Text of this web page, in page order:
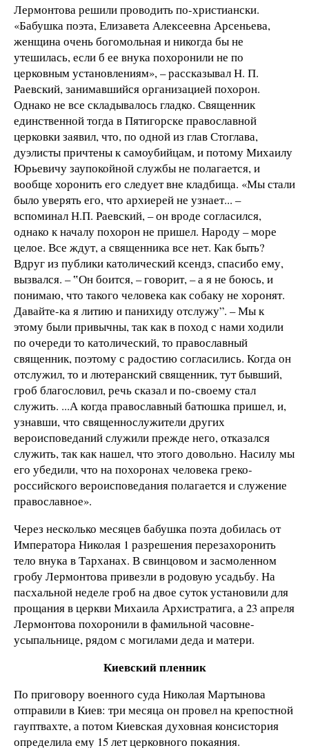
Лермонтова решили проводить по-христиански.
«Бабушка поэта, Елизавета Алексеевна Арсеньева,
женщина очень богомольная и никогда бы не
утешилась, если б ее внука похоронили не по
церковным установлениям», – рассказывал Н. П.
Раевский, занимавшийся организацией похорон.
Однако не все складывалось гладко. Священник
единственной тогда в Пятигорске православной
церковки заявил, что, по одной из глав Стоглава,
дуэлисты причтены к самоубийцам, и потому Михаилу
Юрьевичу заупокойной службы не полагается, и
вообще хоронить его следует вне кладбища. «Мы стали
было уверять его, что архиерей не узнает... –
вспоминал Н.П. Раевский, – он вроде согласился,
однако к началу похорон не пришел. Народу – море
целое. Все ждут, а священника все нет. Как быть?
Вдруг из публики католический ксендз, спасибо ему,
вызвался. – ‟Он боится, – говорит, – а я не боюсь, и
понимаю, что такого человека как собаку не хоронят.
Давайте-ка я литию и панихиду отслужу”. – Мы к
этому были привычны, так как в поход с нами ходили
по очереди то католический, то православный
священник, поэтому с радостию согласились. Когда он
отслужил, то и лютеранский священник, тут бывший,
гроб благословил, речь сказал и по-своему стал
служить. ...А когда православный батюшка пришел, и,
узнавши, что священнослужители других
вероисповеданий служили прежде него, отказался
служить, так как нашел, что этого довольно. Насилу мы
его убедили, что на похоронах человека греко-
российского вероисповедания полагается и служение
православное».
Через несколько месяцев бабушка поэта добилась от
Императора Николая 1 разрешения перезахоронить
тело внука в Тарханах. В свинцовом и засмоленном
гробу Лермонтова привезли в родовую усадьбу. На
пасхальной неделе гроб на двое суток установили для
прощания в церкви Михаила Архистратига, а 23 апреля
Лермонтова похоронили в фамильной часовне-
усыпальнице, рядом с могилами деда и матери.
Киевский пленник
По приговору военного суда Николая Мартынова
отправили в Киев: три месяца он провел на крепостной
гауптвахте, а потом Киевская духовная консистория
определила ему 15 лет церковного покаяния.